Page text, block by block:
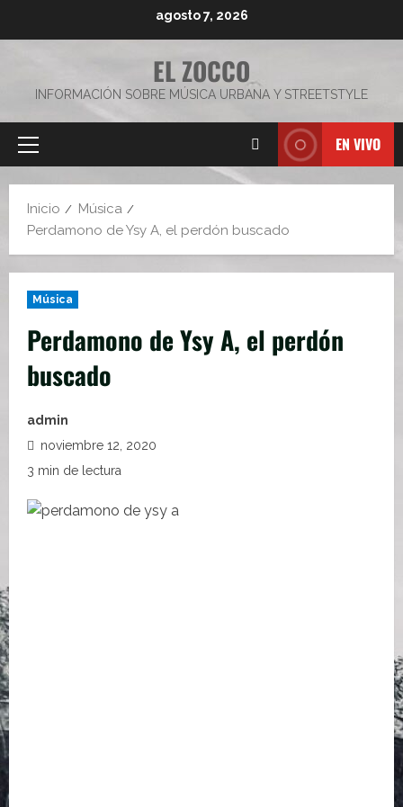
agosto 7, 2026
EL ZOCCO
INFORMACIÓN SOBRE MÚSICA URBANA Y STREETSTYLE
Menú
EN VIVO
Inicio
Música
Perdamono de Ysy A, el perdón buscado
Música
Perdamono de Ysy A, el perdón
buscado
admin
noviembre 12, 2020
3 min de lectura